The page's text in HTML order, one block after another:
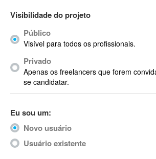
ACID Pro
ACPI
Acrobat
Acrobat X
Acronis
ACT
Actimize
ActionScript
ActionScript 3
Visibilidade do projeto
Público
Visível para todos os profissionais.
Privado
Apenas os freelancers que forem
se candidatar.
Eu sou um:
Novo usuário
Usuário existente